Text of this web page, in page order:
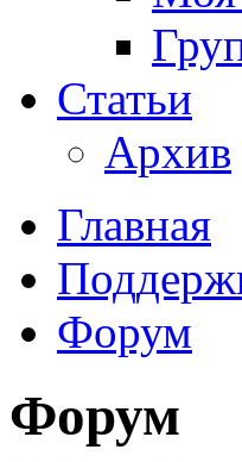
Статьи
Архив
Главная
Форум
Форум